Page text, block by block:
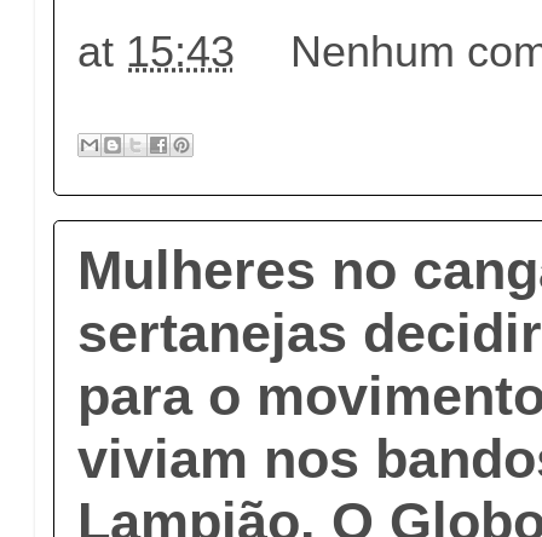
at 15:43 Nenhum
Mulheres no
sertanejas
para o
viviam nos
Lampião. O